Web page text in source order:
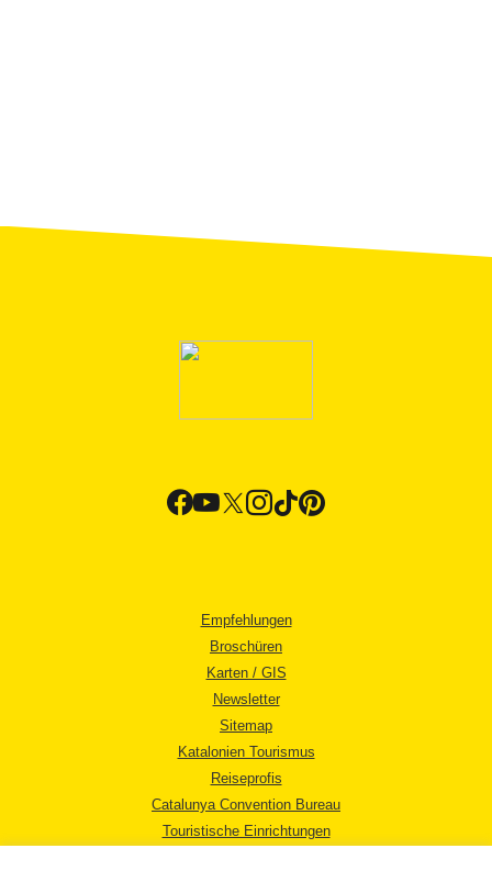
Empfehlungen
Broschüren
Karten / GIS
Newsletter
Sitemap
Katalonien Tourismus
Reiseprofis
Catalunya Convention Bureau
Touristische Einrichtungen